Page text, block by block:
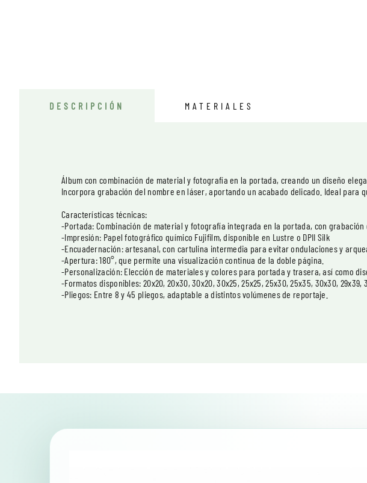
DESCRIPCIÓN MATERIALES
Álbum con combinación de material y fotografía en la portada, creando un diseño
Incorpora grabación del nombre en láser, aportando un acabado delicado. Ideal para
Características técnicas:
-Portada: Combinación de material y fotografía integrada en la portada, con grabación
-Impresión: Papel fotográfico químico Fujifilm, disponible en Lustre o DPII Silk
-Encuadernación: artesanal, con cartulina intermedia para evitar ondulaciones y
-Apertura: 180°, que permite una visualización continua de la doble página.
-Personalización: Elección de materiales y colores para portada y trasera, así como
-Formatos disponibles: 20x20, 20x30, 30x20, 30x25, 25x25, 25x30, 25x35, 30x30, 29x39,
-Pliegos: Entre 8 y 45 pliegos, adaptable a distintos volúmenes de reportaje.